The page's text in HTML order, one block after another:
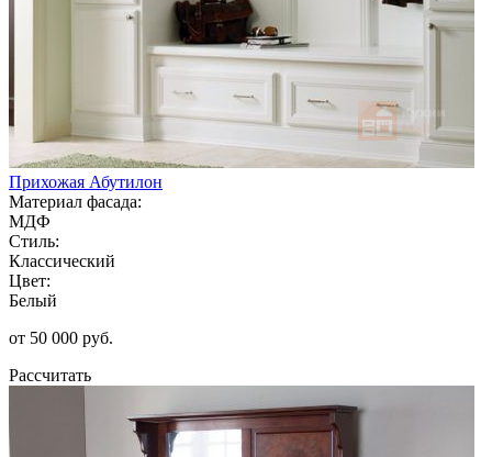
Прихожая Абутилон
Материал фасада:
МДФ
Стиль:
Классический
Цвет:
Белый
от 50 000 руб.
Рассчитать